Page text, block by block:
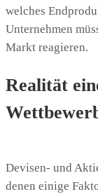
welches
Unternehmen
Markt reagieren.
Realität
Devisen- und
denen einige